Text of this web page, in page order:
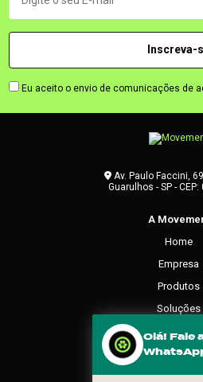
Eu aceito o envio de comunicações de
Av. Paulo Faccini,
Guarulhos - SP -
A
Home
Empresa
Produtos
Soluções
Contato
Categorias
Mapa do
Olá! Fale